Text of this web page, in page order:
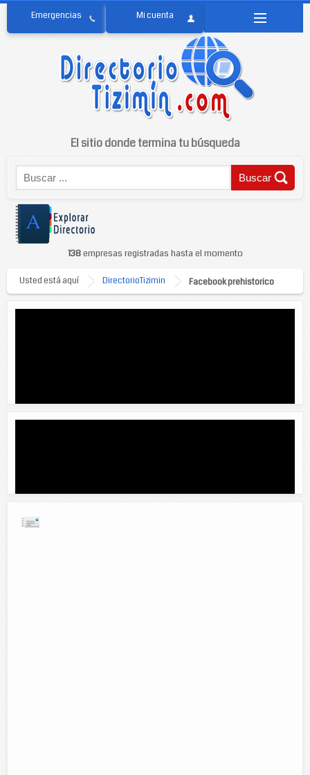
El sitio donde termina tu búsqueda
138empresas registradas hasta el momento
Usted está aquí DirectorioTizimin Facebook prehistorico
Facebook prehistorico